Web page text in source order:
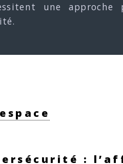
une approche
: